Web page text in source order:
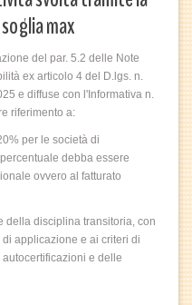
max
del par. 5.2 delle Note
ex articolo 4 del D.lgs. n.
e diffuse con l'Informativa n.
riferimento a:
per le società di
debba essere
ovvero al fatturato
della disciplina transitoria, con
applicazione e ai criteri di
e delle